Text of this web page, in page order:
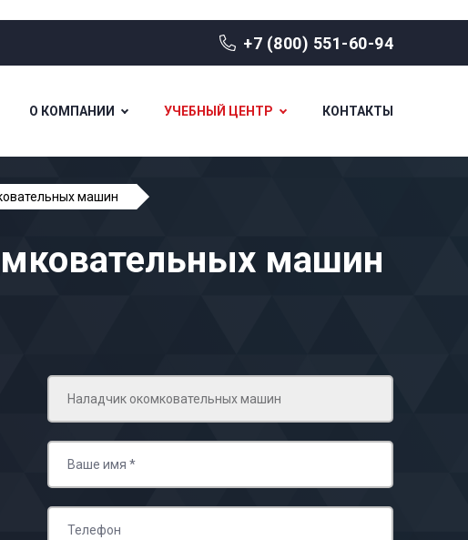
+7 (800) 551-60-94
О КОМПАНИИ УЧЕБНЫЙ ЦЕНТР КОНТАКТЫ
машин
машин